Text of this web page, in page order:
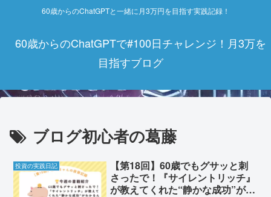
60歳からのChatGPTと一緒に月3万円を目指す実践記録！
60歳からのChatGPTで#100日チャレンジ！月3万を
目指すブログ
ブログ初心者の葛藤
投資の実践日記
【第18回】60歳でもグサッと刺
さったで！『サイレントリッチ』
が教えてくれた“静かな成功”がわ